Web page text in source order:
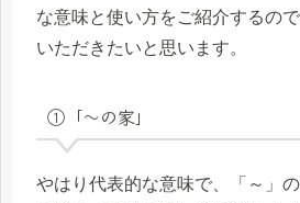
な意味と使い方をご紹介するの
いただきたいと思います。
①「～の家」
やはり代表的な意味で、「～」